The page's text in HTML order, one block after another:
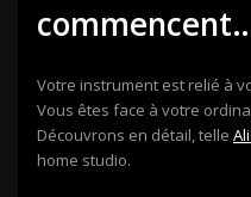
Votre instrument est relié à
Vous êtes face à votre
Découvrons en détail, telle
home studio.